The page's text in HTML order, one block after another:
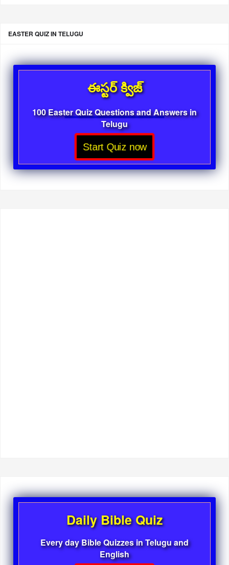
EASTER QUIZ IN TELUGU
ఈస్టర్ క్విజ్
100 Easter Quiz Questions and Answers in
Telugu
Start Quiz now
Daily Bible Quiz
Every day Bible Quizzes in Telugu and
English